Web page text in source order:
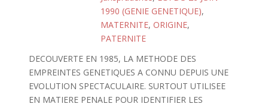
1990 (GENIE GENETIQUE),
MATERNITE, ORIGINE,
PATERNITE
DECOUVERTE EN 1985, LA METHODE DES
EMPREINTES GENETIQUES A CONNU DEPUIS UNE
EVOLUTION SPECTACULAIRE. SURTOUT UTILISEE
EN MATIERE PENALE POUR IDENTIFIER LES